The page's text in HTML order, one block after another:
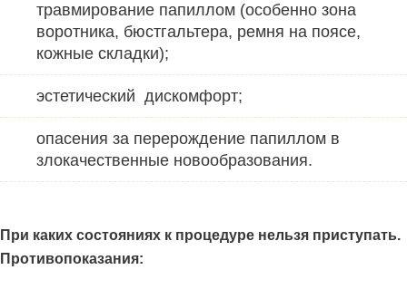
травмирование папиллом (особенно зона
воротника, бюстгальтера, ремня на поясе,
кожные складки);
эстетический дискомфорт;
опасения за перерождение папиллом в
злокачественные новообразования.
При каких состояниях к процедуре нельзя приступать.
Противопоказания: